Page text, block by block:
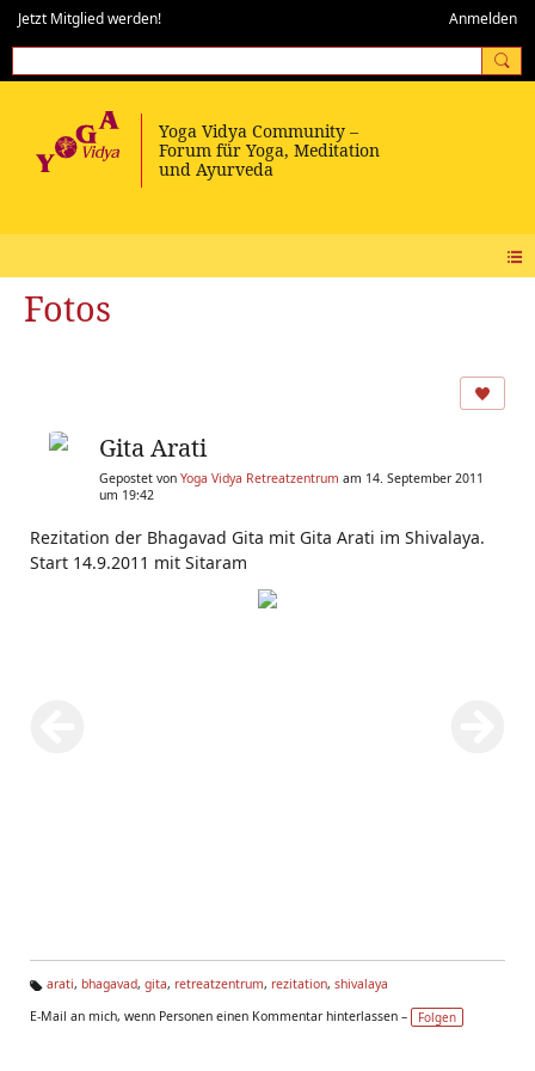
Jetzt Mitglied werden! Anmelden
Fotos
Gita Arati
Gepostet von Yoga Vidya Retreatzentrum am 14. September 2011
um 19:42
Rezitation der Bhagavad Gita mit Gita Arati im Shivalaya.
Start 14.9.2011 mit Sitaram
g
arati, bhagavad, gita, retreatzentrum, rezitation, shivalaya
E-Mail an mich, wenn Personen einen Kommentar hinterlassen –
Folgen